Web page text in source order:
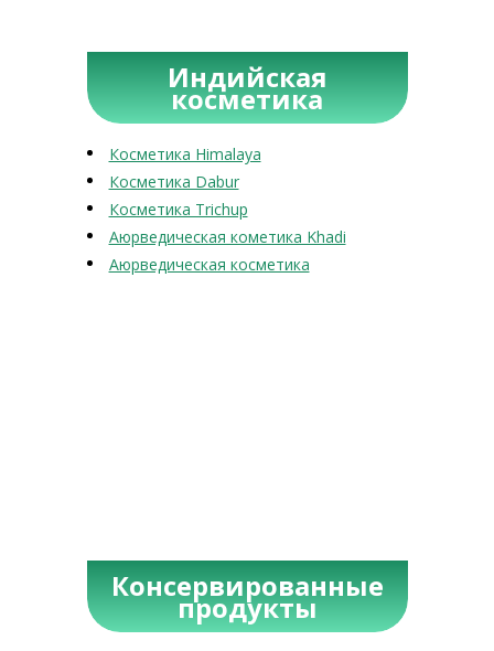
Индийская
косметика
Косметика Himalaya
Косметика Dabur
Косметика Trichup
Аюрведическая кометика Khadi
Аюрведическая косметика
Консервированные
продукты